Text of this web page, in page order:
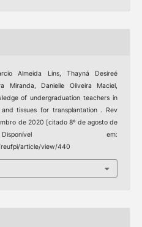
Almeida Lins, Thayná Desireé
Miranda, Danielle Oliveira Maciel,
of undergraduation teachers in
tissues for transplantation . Rev
de 2020 [citado 8º de agosto de
em:
article/view/440